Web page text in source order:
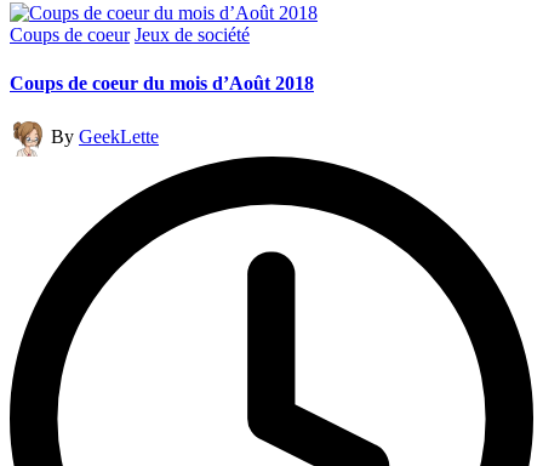
Posted
Coups de coeur Jeux de société
Coups de coeur du mois d’Août 2018
Posted
by
By GeekLette